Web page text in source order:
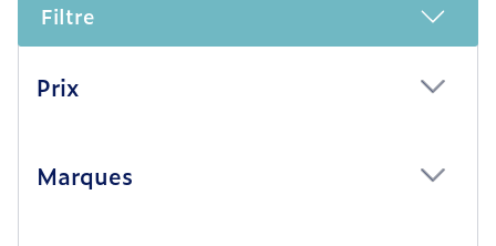
Filtre
Prix
Marques